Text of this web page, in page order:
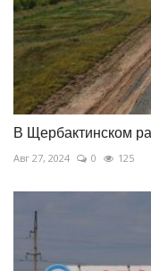
В Щербактинском
Авг 27, 2024 0 125